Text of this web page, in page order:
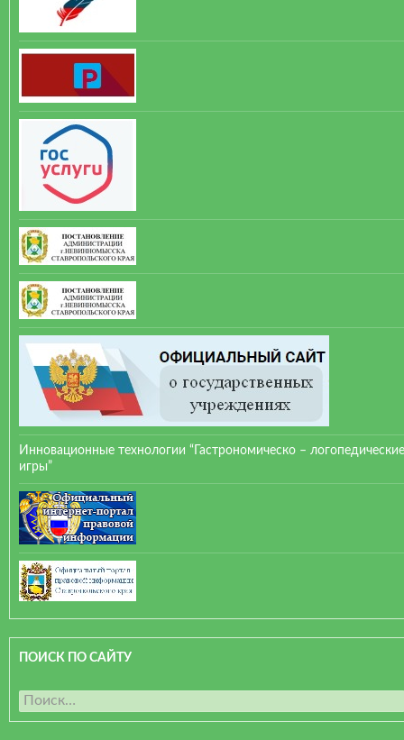
Инновационные технологии “Гастрономическо – логопедические
игры”
ПОИСК ПО САЙТУ
Н
а